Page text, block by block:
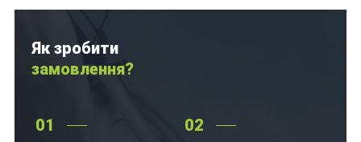
Як зробити
замовлення?
01 02